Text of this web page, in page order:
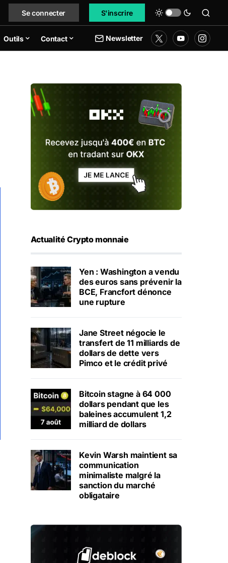
Se connecter S'inscrire
Outils Contact Newsletter
Actualité Crypto monnaie
Yen : Washington a vendu
des euros sans prévenir la
BCE, Francfort dénonce
une rupture
Jane Street négocie le
transfert de 11 milliards de
dollars de dette vers
Pimco et le crédit privé
Bitcoin stagne à 64 000
dollars pendant que les
baleines accumulent 1,2
milliard de dollars
Kevin Warsh maintient sa
communication
minimaliste malgré la
sanction du marché
obligataire